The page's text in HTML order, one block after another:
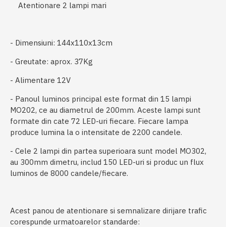
Atentionare 2 lampi mari
- Dimensiuni: 144x110x13cm
- Greutate: aprox. 37Kg
- Alimentare 12V
- Panoul luminos principal este format din 15 lampi
MO202, ce au diametrul de 200mm. Aceste lampi sunt
formate din cate 72 LED-uri fiecare. Fiecare lampa
produce lumina la o intensitate de 2200 candele.
- Cele 2 lampi din partea superioara sunt model MO302,
au 300mm dimetru, includ 150 LED-uri si produc un flux
luminos de 8000 candele/fiecare.
Acest panou de atentionare si semnalizare dirijare trafic
corespunde urmatoarelor standarde: